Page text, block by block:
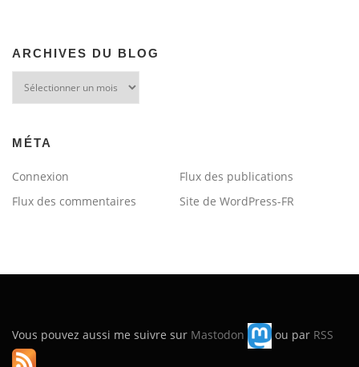
ARCHIVES DU BLOG
MÉTA
Connexion
Flux des publications
Flux des commentaires
Site de WordPress-FR
Vous pouvez aussi me suivre sur Mastodon ou par RSS